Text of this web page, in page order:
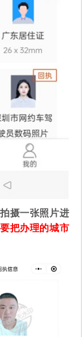
摄一张照片进
把办理的城市